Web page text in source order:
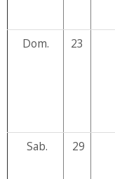
Dom. 23
Sab.
29